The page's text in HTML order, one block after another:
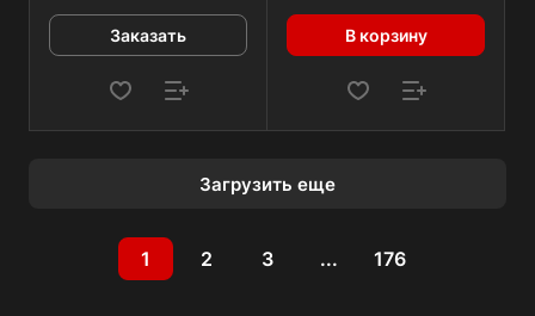
Заказать В корзину
Загрузить еще
1 2 3 ... 176